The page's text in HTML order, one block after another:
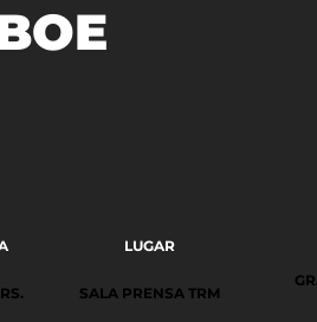
LUGAR
SALA PRENSA TRM